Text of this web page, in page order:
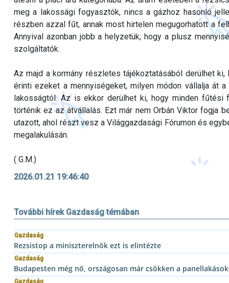
meg a lakossági fogyasztók, nincs a gázhoz hasonló
részben azzal fűt, annak most hirtelen megugorhatott a
Annyival azonban jobb a helyzetük, hogy a plusz
szolgáltatók.
Az majd a kormány részletes tájékoztatásából derülhet
érinti ezeket a mennyiségeket, milyen módon vállalja át
lakosságtól. Az is ekkor derülhet ki, hogy minden
történik ez az átvállalás. Ezt már nem Orbán Viktor fogja
utazott, ahol részt vesz a Világgazdasági Fórumon és
megalakulásán.
( G.M.)
2026.01.21 19:46:40
További hírek Gazdaság témában
Gazdaság
Rezsistop a miniszterelnök ezt is elintézte
Gazdaság
Budapesten még nő, országosan már csökken a
Gazdaság